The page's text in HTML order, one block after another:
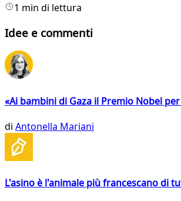
1 min di lettura
Idee e commenti
«Ai bambini di Gaza il Premio Nobel
di Antonella Mariani
L'asino è l'animale più francescano di